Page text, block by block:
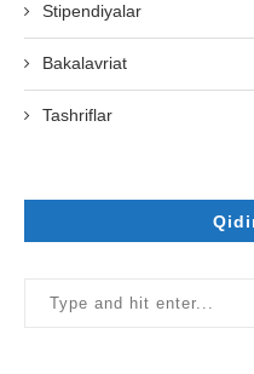
Stipendiyalar
Bakalavriat
Tashriflar